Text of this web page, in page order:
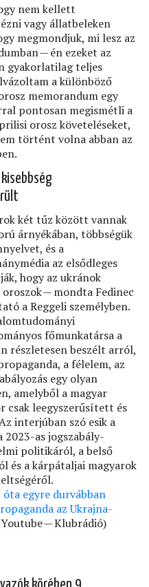
nem kellett
vagy állatbeleken
megmondjuk, mi lesz az
— én ezeket az
gyakorlatilag teljes
a különböző
memorandum egy
pontosan megismétli a
orosz követeléseket,
történt volna abban az
két tűz között vannak
árnyékában, többségük
és a
az elsődleges
hogy az ukránok
— mondta Fedinec
a Reggeli személyben.
főmunkatársa a
részletesen beszélt arról,
a félelem, az
egy olyan
amelyből a magyar
csak leegyszerűsített és
interjúban szó esik a
as jogszabály-
politikáról, a belső
és a kárpátaljai magyarok
óta egyre durvábban
az Ukrajna-
— Klubrádió)